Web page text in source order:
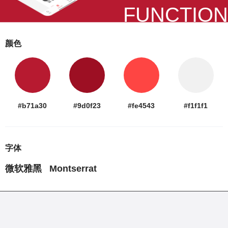
FUNCTION
颜色
#b71a30 #9d0f23 #fe4543 #f1f1f1
字体
微软雅黑 Montserrat